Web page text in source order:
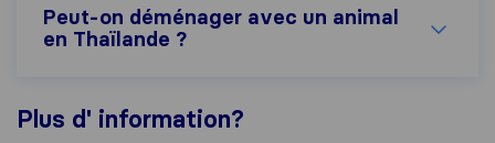
Peut-on déménager avec un animal
en Thaïlande ?
Plus d' information?